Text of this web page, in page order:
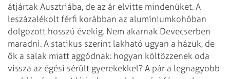
átjártak Ausztriába, de az ár elvitte mindenüket. A
leszázalékolt férfi korábban az alumíniumkohóban
dolgozott hosszú évekig. Nem akarnak Devecserben
maradni. A statikus szerint lakható ugyan a házuk, de
ők a salak miatt aggódnak: hogyan költözzenek oda
vissza az égési sérült gyerekekkel? A pár a legnagyobb